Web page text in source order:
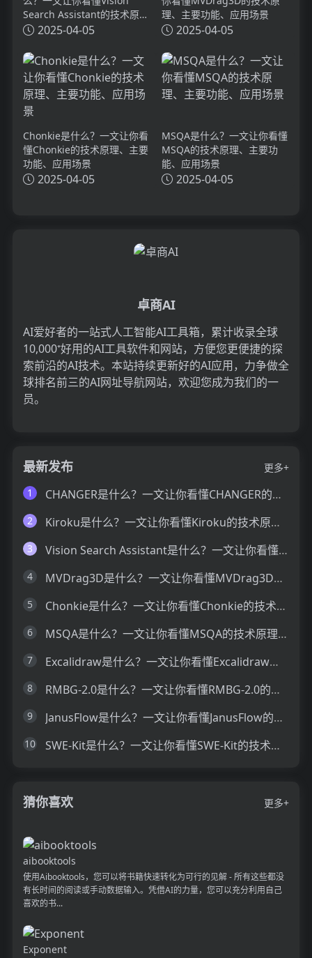
Search Assistant的技术原
理、主要功能、应用场景
2025-04-05
理、主要功能、应用场景
2025-04-05
Chonkie是什么？一文让你看
懂Chonkie的技术原理、主要
功能、应用场景
2025-04-05
MSQA是什么？一文让你看懂
MSQA的技术原理、主要功
能、应用场景
2025-04-05
卓商AI
AI爱好者的一站式人工智能AI工具箱，累计收录全球
10,000⁺好用的AI工具软件和网站，方便您更便捷的探
索前沿的AI技术。本站持续更新好的AI应用，力争做全
球排名前三的AI网址导航网站，欢迎您成为我们的一
员。
最新发布
更多+
1
CHANGER是什么？一文让你看懂CHANGER的技术原理、主要功能、应用场景
2 Kiroku是什么？一文让你看懂Kiroku的技术原理、主要功能、应用场景
3 Vision Search Assistant是什么？一文让你看懂Vision Search Assistant的技术原理、主要功能、应用场景
4 MVDrag3D是什么？一文让你看懂MVDrag3D的技术原理、主要功能、应用场景
5 Chonkie是什么？一文让你看懂Chonkie的技术原理、主要功能、应用场景
6 MSQA是什么？一文让你看懂MSQA的技术原理、主要功能、应用场景
7 Excalidraw是什么？一文让你看懂Excalidraw的技术原理、主要功能、应用场景
8 RMBG-2.0是什么？一文让你看懂RMBG-2.0的技术原理、主要功能、应用场景
9 JanusFlow是什么？一文让你看懂JanusFlow的技术原理、主要功能、应用场景
10 SWE-Kit是什么？一文让你看懂SWE-Kit的技术原理、主要功能、应用场景
猜你喜欢 更多+
aibooktools
使用Aibooktools，您可以将书籍快速转化为可行的见解 - 所有这些都没
有长时间的阅读或手动数据输入。凭借AI的力量，您可以充分利用自己
喜欢的书...
Exponent